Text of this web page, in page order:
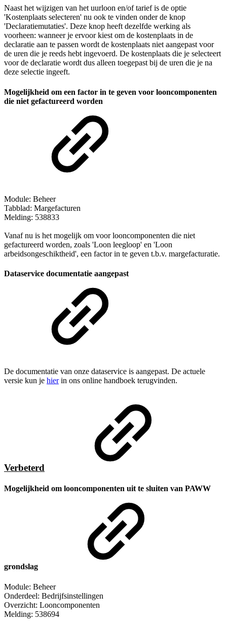
Naast het wijzigen van het uurloon en/of tarief is de optie
'Kostenplaats selecteren' nu ook te vinden onder de knop
'Declaratiemutaties'. Deze knop heeft dezelfde werking als
voorheen: wanneer je ervoor kiest om de kostenplaats in de
declaratie aan te passen wordt de kostenplaats niet aangepast voor
de uren die je reeds hebt ingevoerd. De kostenplaats die je selecteert
voor de declaratie wordt dus alleen toegepast bij de uren die je na
deze selectie ingeeft.
Mogelijkheid om een factor in te geven voor looncomponenten
die niet gefactureerd worden
Module: Beheer
Tabblad: Margefacturen
Melding: 538833
Vanaf nu is het mogelijk om voor looncomponenten die niet
gefactureerd worden, zoals 'Loon leegloop' en 'Loon
arbeidsongeschiktheid', een factor in te geven t.b.v. margefacturatie.
Dataservice documentatie aangepast
De documentatie van onze dataservice is aangepast. De actuele
versie kun je hierin ons online handboek terugvinden.
Verbeterd
Mogelijkheid om looncomponenten uit te sluiten van PAWW
grondslag
Module: Beheer
Onderdeel: Bedrijfsinstellingen
Overzicht: Looncomponenten
Melding: 538694